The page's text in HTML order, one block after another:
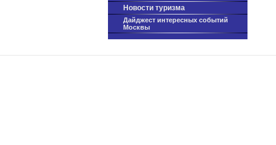
Новости туризма
Дайджест интересных событий
Москвы